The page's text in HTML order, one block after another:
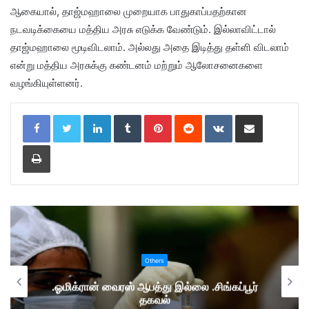
ஆகையால், தாஜ்மஹாலை முறையாக பாதுகாப்பதற்கான
நடவடிக்கையை மத்திய அரசு எடுக்க வேண்டும். இல்லாவிட்டால்
தாஜ்மஹாலை மூடிவிடலாம். அல்லது அதை இடித்து தள்ளி விடலாம்
என்று மத்திய அரசுக்கு கண்டனம் மற்றும் ஆலோசனைகளை
வழங்கியுள்ளனர்.
LinkedIn Tumblr Pinterest Reddit VKontakte
Print
Others
.ஓமிக்ரான் வைரஸ் ஆபத்து இல்லை .சிங்கப்பூர்
தகவல்